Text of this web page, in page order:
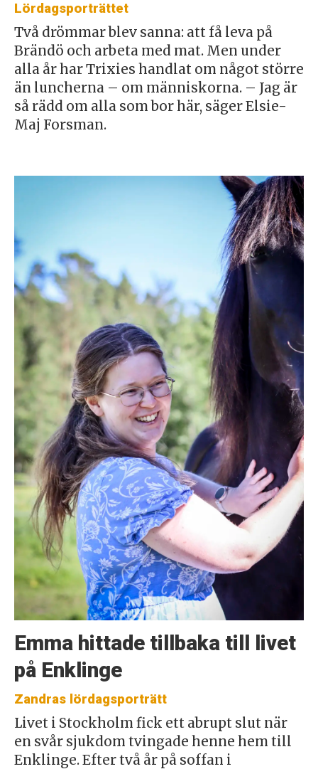
Lördagsporträttet
Två drömmar blev sanna: att få leva på
Brändö och arbeta med mat. Men under
alla år har Trixies handlat om något större
än luncherna – om människorna. – Jag är
så rädd om alla som bor här, säger Elsie-
Maj Forsman.
Emma hittade tillbaka till livet
på Enklinge
Zandras lördagsporträtt
Livet i Stockholm fick ett abrupt slut när
en svår sjukdom tvingade henne hem till
Enklinge. Efter två år på soffan i